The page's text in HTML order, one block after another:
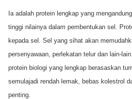
Ia adalah protein lengkap yang
tinggi nilainya dalam pembentukan sel.
kepada sel. Sel yang sihat akan
persenyawaan, perlekatan telur dan lain-
protein biologi yang lengkap berasaskan
semulajadi rendah lemak, bebas kolestrol
penting.